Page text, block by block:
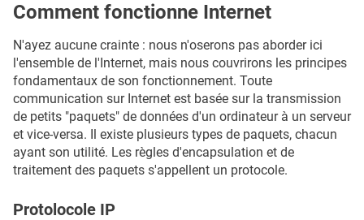
Comment fonctionne Internet
N'ayez aucune crainte : nous n'oserons pas aborder ici
l'ensemble de l'Internet, mais nous couvrirons les principes
fondamentaux de son fonctionnement. Toute
communication sur Internet est basée sur la transmission
de petits "paquets" de données d'un ordinateur à un serveur
et vice-versa. Il existe plusieurs types de paquets, chacun
ayant son utilité. Les règles d'encapsulation et de
traitement des paquets s'appellent un protocole.
Protolocole IP